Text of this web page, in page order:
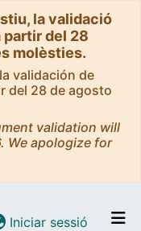
la validació
partir del 28
molèsties.
validación de
del 28 de agosto
validation will
We apologize for
Iniciar sessió (current)